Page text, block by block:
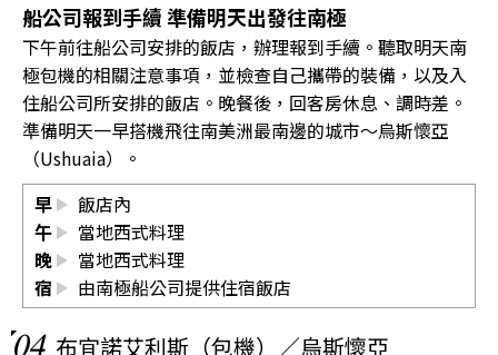
船公司報到手續 準備明天出發往南極
下午前往船公司安排的飯店，辦理報到手續。聽取明天南
極包機的相關注意事項，並檢查自己攜帶的裝備，以及入
住船公司所安排的飯店。晚餐後，回客房休息、調時差。
準備明天一早搭機飛往南美洲最南邊的城市〜烏斯懷亞
（Ushuaia）。
早
飯店內
午
當地西式料理
晚
當地西式料理
宿
由南極船公司提供住宿飯店
布宜諾艾利斯（包機）／烏斯懷亞